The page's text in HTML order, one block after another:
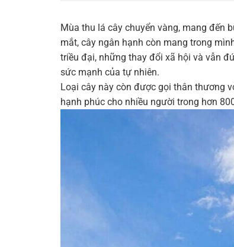
Mùa thu lá cây chuyển vàng, mang đến
mắt, cây ngân hạnh còn mang trong
triều đại, những thay đổi xã hội và vẫn
sức mạnh của tự nhiên.
Loại cây này còn được gọi thân thương
hạnh phúc cho nhiều người trong hơn